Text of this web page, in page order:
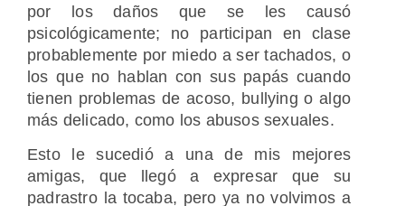
por los daños que se les causó
psicológicamente; no participan en clase
probablemente por miedo a ser tachados, o
los que no hablan con sus papás cuando
tienen problemas de acoso, bullying o algo
más delicado, como los abusos sexuales.
Esto le sucedió a una de mis mejores
amigas, que llegó a expresar que su
padrastro la tocaba, pero ya no volvimos a